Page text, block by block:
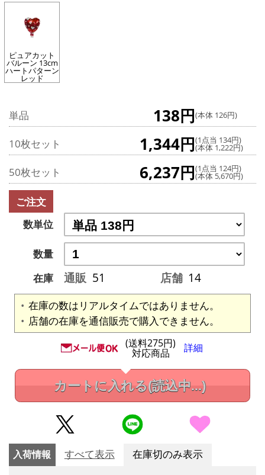
ピュアカット
バルーン 13cm
ハートパターン
レッド
単品 138円(本体 126円)
10枚セット 1,344円(1点当 134円)
(本体 1,222円)
50枚セット 6,237円(1点当 124円)
(本体 5,670円)
ご注文
数単位
数量
在庫
通販 51 店舗 14
在庫の数はリアルタイムではありません。
店舗の在庫を通信販売で購入できません。
(送料275円)
対応商品 詳細
カートに入れる(読込中...)
入荷情報 すべて表示 在庫切のみ表示